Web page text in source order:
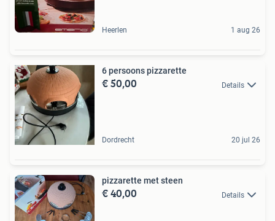
Heerlen 1 aug 26
6 persoons pizzarette
€ 50,00 Details
Dordrecht 20 jul 26
pizzarette met steen
€ 40,00 Details